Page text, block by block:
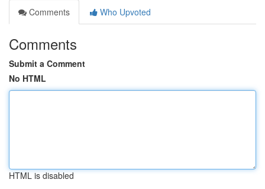
Comments
Who Upvoted
Comments
Submit a Comment
No HTML
HTML is disabled